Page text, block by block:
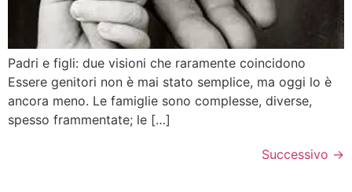
Padri e figli: due visioni che raramente coincidono
Essere genitori non è mai stato semplice, ma oggi lo è
ancora meno. Le famiglie sono complesse, diverse,
spesso frammentate; le […]
Successivo →